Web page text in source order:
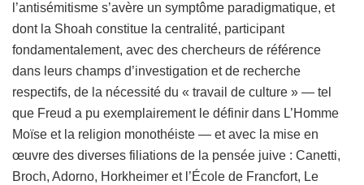
l’antisémitisme s’avère un symptôme paradigmatique, et
dont la Shoah constitue la centralité, participant
fondamentalement, avec des chercheurs de référence
dans leurs champs d’investigation et de recherche
respectifs, de la nécessité du « travail de culture » — tel
que Freud a pu exemplairement le définir dans L’Homme
Moïse et la religion monothéiste — et avec la mise en
œuvre des diverses filiations de la pensée juive : Canetti,
Broch, Adorno, Horkheimer et l’École de Francfort, Le